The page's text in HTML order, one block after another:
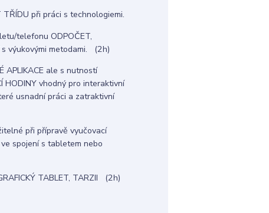
TŘÍDU při práci s technologiemi.
telefonu ODPOČET,
s výukovými metodami. (2h)
APLIKACE ale s nutností
HODINY vhodný pro interaktivní
usnadní práci a zatraktivní
při přípravě vyučovací
ve spojení s tabletem nebo
TABLET, TARZII (2h)